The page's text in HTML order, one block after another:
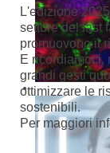
L'edizione
settore del fast
promuovono il
E
grandi gesti
ottimizzare le
sostenibili.
Per maggiori